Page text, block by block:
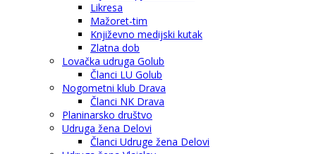
Likresa
Mažoret-tim
Književno medijski kutak
Zlatna dob
Lovačka udruga Golub
Članci LU Golub
Nogometni klub Drava
Članci NK Drava
Planinarsko društvo
Udruga žena Delovi
Članci Udruge žena Delovi